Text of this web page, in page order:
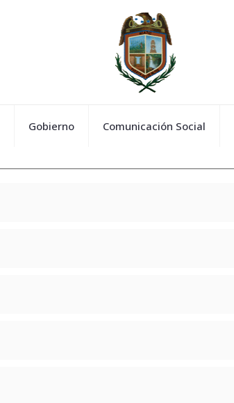
Gobierno Comunicación Social